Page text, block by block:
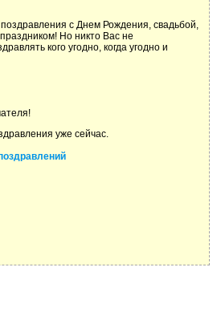
с Днем Рождения, свадьбой,
Но никто Вас не
кого угодно, когда угодно и
уже сейчас.